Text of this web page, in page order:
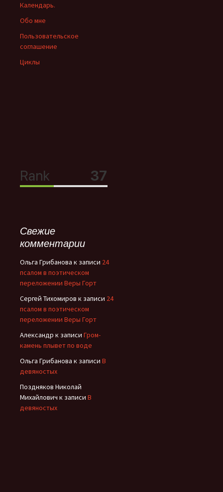
Календарь.
Обо мне
Пользовательское
соглашение
Циклы
Свежие
комментарии
Ольга Грибанова к записи 24
псалом в поэтическом
переложении Веры Горт
Сергей Тихомиров к записи 24
псалом в поэтическом
переложении Веры Горт
Александр к записи Гром-
камень плывет по воде
Ольга Грибанова к записи В
девяностых
Поздняков Николай
Михайлович к записи В
девяностых